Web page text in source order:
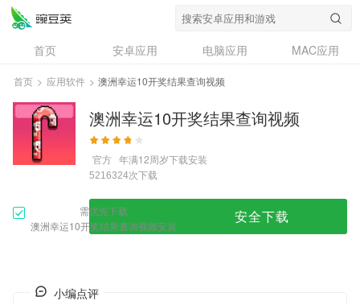
首页 安卓应用 电脑应用
MAC应用
资讯
专题 设计奖
问答
首页 > 应用软件 > 澳洲幸运10开奖结果查询视频
澳洲幸运10开奖结果查询视频
官方 年满12周岁下载安装
5216324次下载
需优先下载
澳洲幸运10开奖结果查询视频安装
安全下载
小编点评